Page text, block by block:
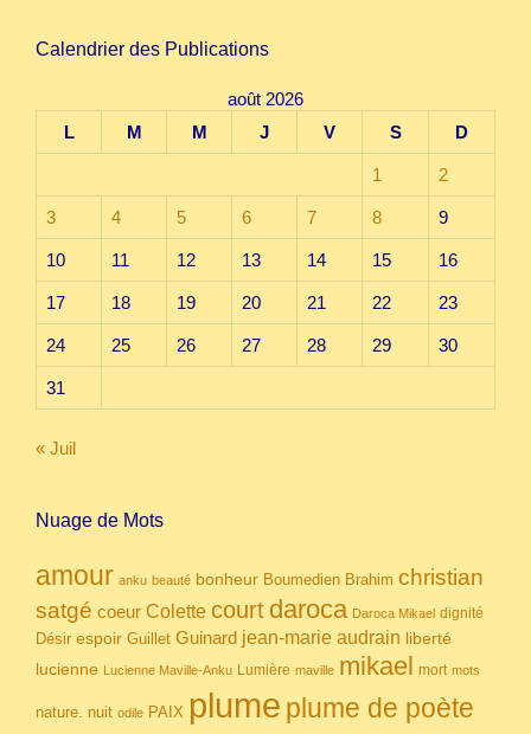
Calendrier des Publications
août 2026
L
M M J V S D
1 2
3 4 5 6 7 8 9
10 11 12 13 14 15 16
17 18 19 20 21 22 23
24 25 26 27 28 29 30
31
« Juil
Nuage de Mots
amour anku beauté bonheur Boumedien Brahim christian
satgé coeur Colette court daroca Daroca Mikael dignité
Désir espoir Guillet Guinard jean-marie audrain liberté
lucienne Lucienne Maville-Anku Lumière maville mikael mort mots
nature. nuit odile PAIX plume plume de poète